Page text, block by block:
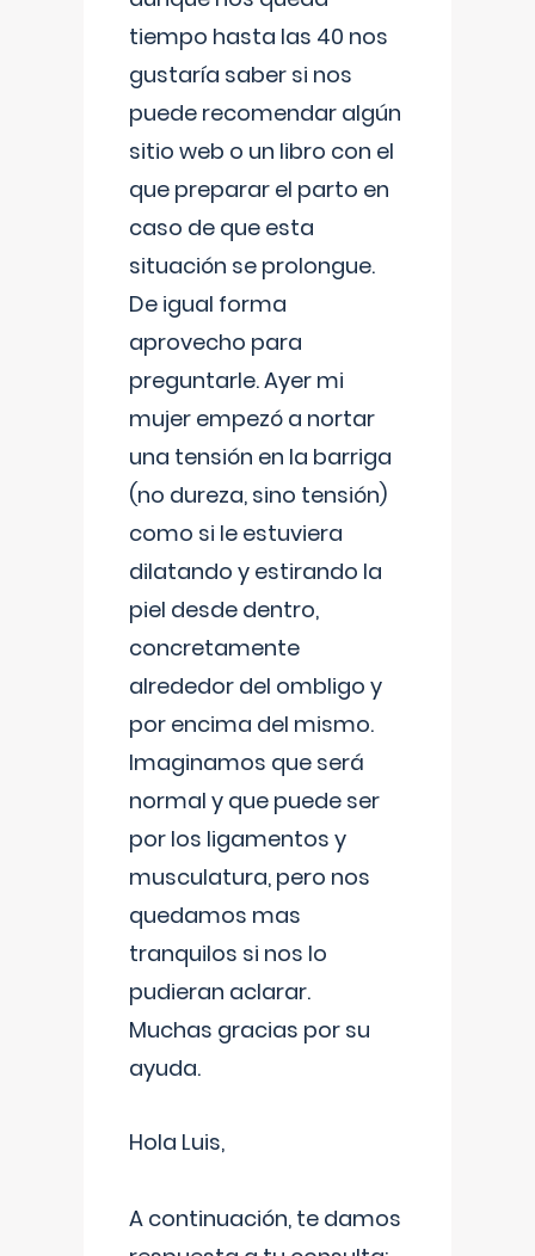
tiempo hasta las 40 nos
gustaría saber si nos
puede recomendar algún
sitio web o un libro con el
que preparar el parto en
caso de que esta
situación se prolongue.
De igual forma
aprovecho para
preguntarle. Ayer mi
mujer empezó a nortar
una tensión en la barriga
(no dureza, sino tensión)
como si le estuviera
dilatando y estirando la
piel desde dentro,
concretamente
alrededor del ombligo y
por encima del mismo.
Imaginamos que será
normal y que puede ser
por los ligamentos y
musculatura, pero nos
quedamos mas
tranquilos si nos lo
pudieran aclarar.
Muchas gracias por su
ayuda.
Hola Luis,
A continuación, te damos